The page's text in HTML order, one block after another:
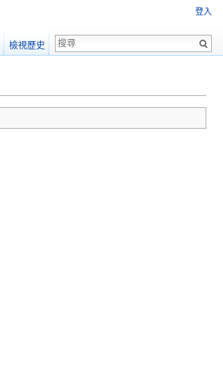
登入
檢視歷史